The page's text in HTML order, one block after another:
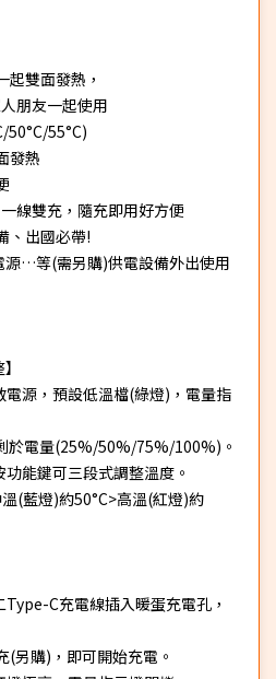
雙面發熱，
朋友一起使用
55°C)
發熱
線雙充，隨充即用好方便
、出國必帶!
…等(需另購)供電設備外出使用
源，預設低溫檔(綠燈)，電量指
電量(25%/50%/75%/100%)。
能鍵可三段式調整溫度。
藍燈)約50°C>高溫(紅燈)約
C充電線插入暖蛋充電孔，
購)，即可開始充電。